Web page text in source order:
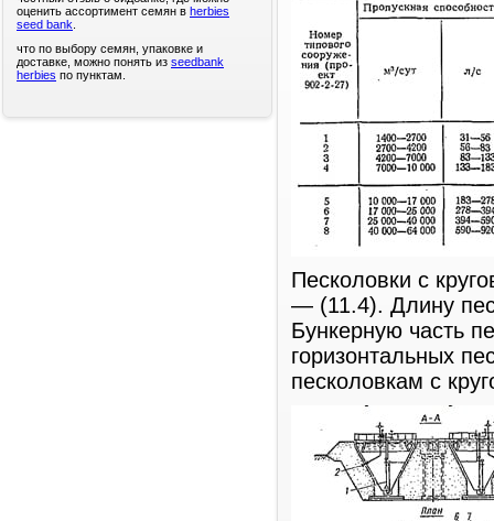
Песколовки с
— (11.4). Длину
Бункерную часть
горизонтальных
песколовкам с
оценить ассортимент семян в herbies
seed bank
что по выбору семян, упаковке и
доставке, можно понять из seedbank
herbies по пунктам.